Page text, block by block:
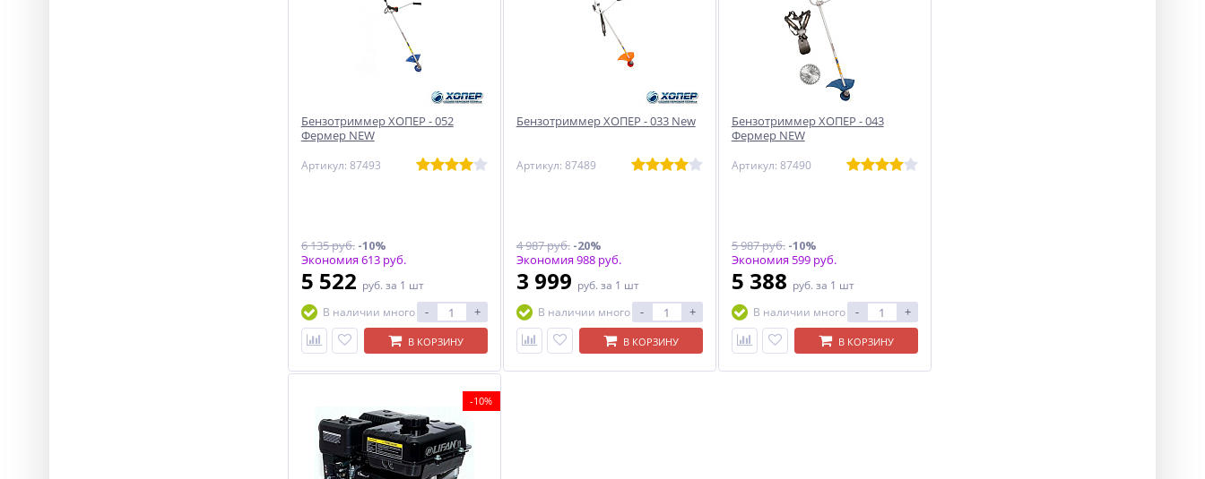
Бензотриммер ХОПЕР - 052
Фермер NEW
Артикул: 87493
6 135 руб.-10%
Экономия 613 руб.
5 522 руб. за 1 шт
В наличии много
- +
В КОРЗИНУ
Бензотриммер ХОПЕР - 033 New
Артикул: 87489
4 987 руб.-20%
Экономия 988 руб.
3 999 руб. за 1 шт
В наличии много
- +
В КОРЗИНУ
Бензотриммер ХОПЕР - 043
Фермер NEW
Артикул: 87490
5 987 руб.-10%
Экономия 599 руб.
5 388 руб. за 1 шт
В наличии много
- +
В КОРЗИНУ
-10%